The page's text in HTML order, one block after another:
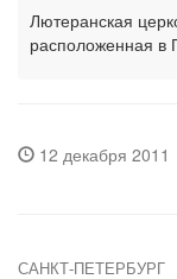
Лютеранская
расположенная в
12 декабря 2011
САНКТ-ПЕТЕРБУРГ